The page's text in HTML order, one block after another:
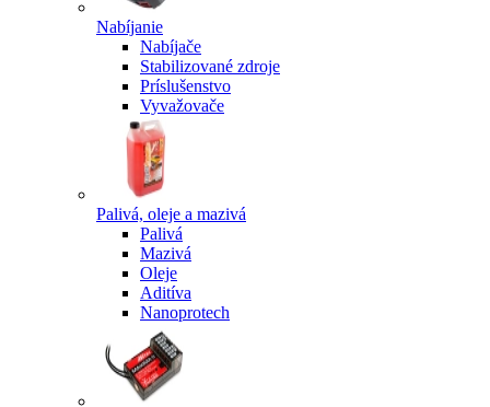
Nabíjanie
Nabíjače
Stabilizované zdroje
Príslušenstvo
Vyvažovače
Palivá, oleje a mazivá
Palivá
Mazivá
Oleje
Aditíva
Nanoprotech